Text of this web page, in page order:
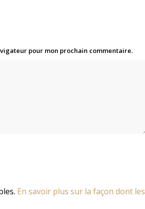
pour mon prochain commentaire.
En savoir plus sur la façon dont les